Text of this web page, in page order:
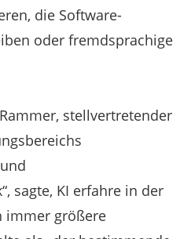
die Software-
oder fremdsprachige
stellvertretender
sagte, KI erfahre in der
immer größere